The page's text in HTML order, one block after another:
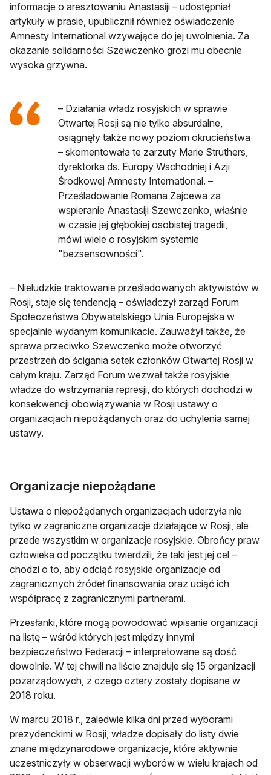
informacje o aresztowaniu Anastasiji – udostępniał
artykuły w prasie, upublicznił również oświadczenie
Amnesty International wzywające do jej uwolnienia. Za
okazanie solidarności Szewczenko grozi mu obecnie
wysoka grzywna.
– Działania władz rosyjskich w sprawie
Otwartej Rosji są nie tylko absurdalne,
osiągnęły także nowy poziom okrucieństwa
– skomentowała te zarzuty Marie Struthers,
dyrektorka ds. Europy Wschodniej i Azji
Środkowej Amnesty International. –
Prześladowanie Romana Zajcewa za
wspieranie Anastasiji Szewczenko, właśnie
w czasie jej głębokiej osobistej tragedii,
mówi wiele o rosyjskim systemie
"bezsensowności".
– Nieludzkie traktowanie prześladowanych aktywistów w
Rosji, staje się tendencją – oświadczył zarząd Forum
Społeczeństwa Obywatelskiego Unia Europejska w
specjalnie wydanym komunikacie. Zauważył także, że
sprawa przeciwko Szewczenko może otworzyć
przestrzeń do ścigania setek członków Otwartej Rosji w
całym kraju. Zarząd Forum wezwał także rosyjskie
władze do wstrzymania represji, do których dochodzi w
konsekwencji obowiązywania w Rosji ustawy o
organizacjach niepożądanych oraz do uchylenia samej
ustawy.
Organizacje niepożądane
Ustawa o niepożądanych organizacjach uderzyła nie
tylko w zagraniczne organizacje działające w Rosji, ale
przede wszystkim w organizacje rosyjskie. Obrońcy praw
człowieka od początku twierdzili, że taki jest jej cel –
chodzi o to, aby odciąć rosyjskie organizacje od
zagranicznych źródeł finansowania oraz uciąć ich
współpracę z zagranicznymi partnerami.
Przesłanki, które mogą powodować wpisanie organizacji
na listę – wśród których jest między innymi
bezpieczeństwo Federacji – interpretowane są dość
dowolnie. W tej chwili na liście znajduje się 15 organizacji
pozarządowych, z czego cztery zostały dopisane w
2018 roku.
W marcu 2018 r., zaledwie kilka dni przed wyborami
prezydenckimi w Rosji, władze dopisały do listy dwie
znane międzynarodowe organizacje, które aktywnie
uczestniczyły w obserwacji wyborów w wielu krajach od